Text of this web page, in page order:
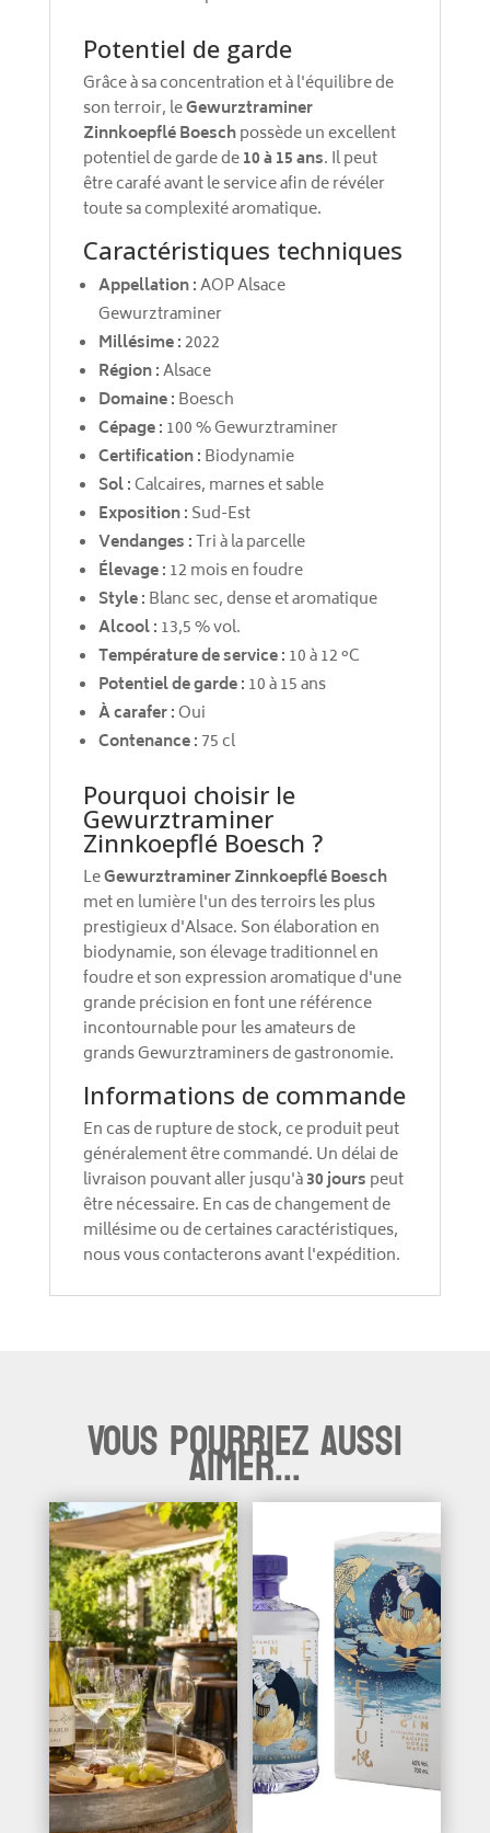
Potentiel de garde
Grâce à sa concentration et à l'équilibre de
son terroir, leGewurztraminer
Zinnkoepflé Boeschpossède un excellent
potentiel de garde de10 à 15 ans. Il peut
être carafé avant le service afin de révéler
toute sa complexité aromatique.
Caractéristiques techniques
Appellation :AOP Alsace
Gewurztraminer
Millésime :2022
Région :Alsace
Domaine : Boesch
Cépage : 100 % Gewurztraminer
Certification : Biodynamie
Sol :Calcaires, marnes et sable
Exposition : Sud-Est
Vendanges :Tri à la parcelle
Élevage : 12 mois en foudre
Style : Blanc sec, dense et aromatique
Alcool : 13,5 % vol.
Température de service : 10 à 12 °C
Potentiel de garde : 10 à 15 ans
À carafer :Oui
Contenance : 75 cl
Pourquoi choisir le
Gewurztraminer
Zinnkoepflé Boesch ?
LeGewurztraminer Zinnkoepflé Boesch
met en lumière l'un des terroirs les plus
prestigieux d'Alsace. Son élaboration en
biodynamie, son élevage traditionnel en
foudre et son expression aromatique d'une
grande précision en font une référence
incontournable pour les amateurs de
grands Gewurztraminers de gastronomie.
Informations de commande
En cas de rupture de stock, ce produit peut
généralement être commandé. Un délai de
livraison pouvant aller jusqu'à30 jours peut
être nécessaire. En cas de changement de
millésime ou de certaines caractéristiques,
nous vous contacterons avant l'expédition.
Vous pourriez aussi
aimer...